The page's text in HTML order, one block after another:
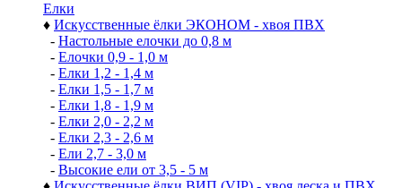
Елки
♦ Искусственные ёлки ЭКОНОМ - хвоя ПВХ
- Настольные елочки до 0,8 м
- Елочки 0,9 - 1,0 м
- Елки 1,2 - 1,4 м
- Елки 1,5 - 1,7 м
- Елки 1,8 - 1,9 м
- Елки 2,0 - 2,2 м
- Елки 2,3 - 2,6 м
- Ели 2,7 - 3,0 м
- Высокие ели от 3,5 - 5 м